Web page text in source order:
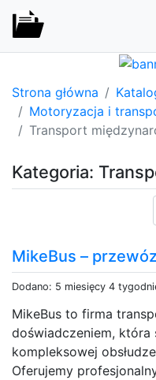
Strona główna
Motoryzacja i
Transport
Kategoria:
MikeBus –
Dodano: 5 miesięcy 4
MikeBus to firma
doświadczeniem, która
kompleksowej
Oferujemy